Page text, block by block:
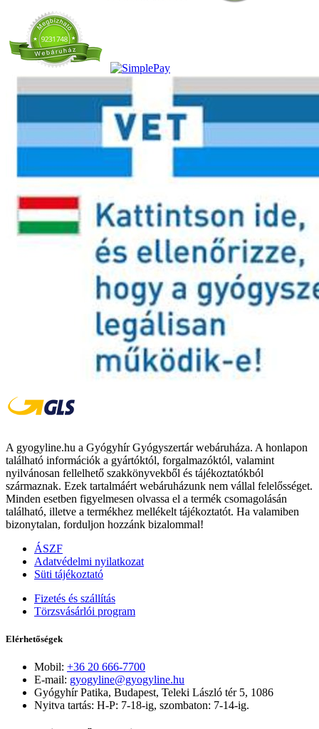
A gyogyline.hu a Gyógyhír Gyógyszertár webáruháza. A honlapon
található információk a gyártóktól, forgalmazóktól, valamint
nyilvánosan fellelhető szakkönyvekből és tájékoztatókból
származnak. Ezek tartalmáért webáruházunk nem vállal felelősséget.
Minden esetben figyelmesen olvassa el a termék csomagolásán
található, illetve a termékhez mellékelt tájékoztatót. Ha valamiben
bizonytalan, forduljon hozzánk bizalommal!
ÁSZF
Adatvédelmi nyilatkozat
Süti tájékoztató
Fizetés és szállítás
Törzsvásárlói program
Elérhetőségek
Mobil: +36 20 666-7700
E-mail: gyogyline@gyogyline.hu
Gyógyhír Patika, Budapest, Teleki László tér 5, 1086
Nyitva tartás: H-P: 7-18-ig, szombaton: 7-14-ig.